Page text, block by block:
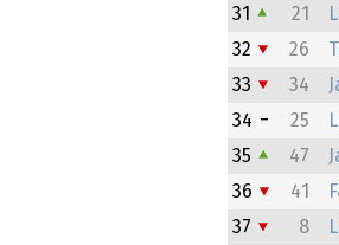
31
21
32
26
33
34
34
25
35
47
36
41
37
8